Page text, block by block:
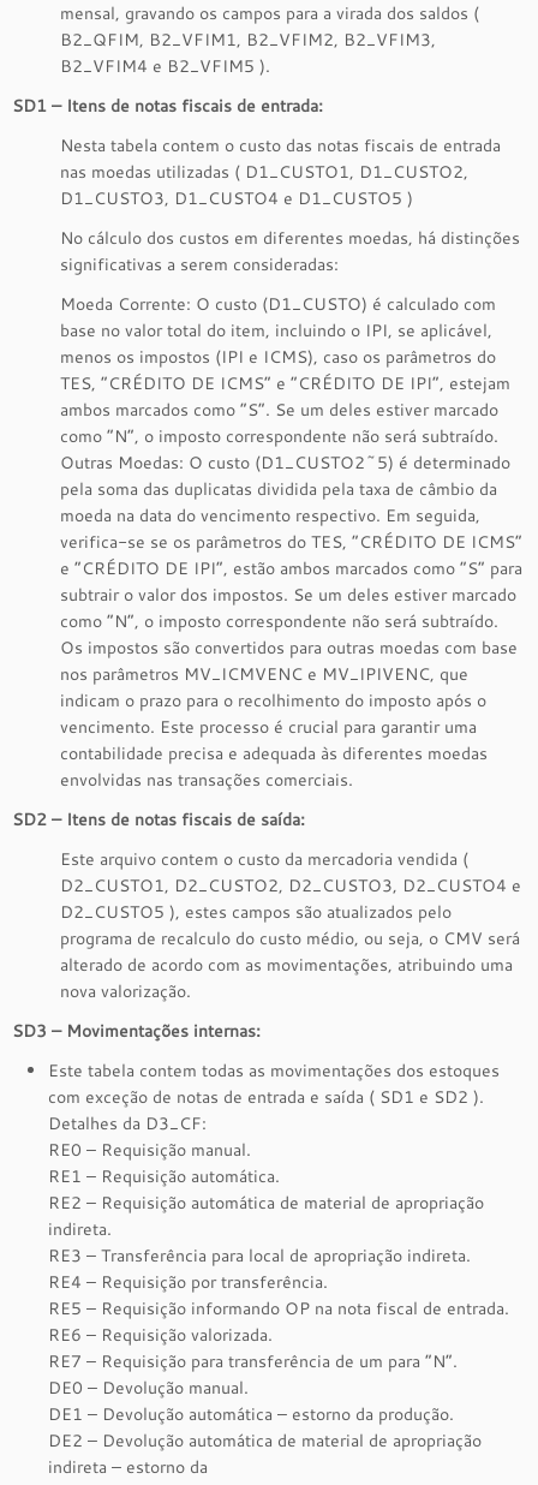
mensal, gravando os campos para a virada dos saldos (
B2_QFIM, B2_VFIM1, B2_VFIM2, B2_VFIM3,
B2_VFIM4 e B2_VFIM5 ).
SD1 – Itens de notas fiscais de entrada:
Nesta tabela contem o custo das notas fiscais de entrada
nas moedas utilizadas ( D1_CUSTO1, D1_CUSTO2,
D1_CUSTO3, D1_CUSTO4 e D1_CUSTO5 )
No cálculo dos custos em diferentes moedas, há distinções
significativas a serem consideradas:
Moeda Corrente: O custo (D1_CUSTO) é calculado com
base no valor total do item, incluindo o IPI, se aplicável,
menos os impostos (IPI e ICMS), caso os parâmetros do
TES, “CRÉDITO DE ICMS” e “CRÉDITO DE IPI”, estejam
ambos marcados como “S”. Se um deles estiver marcado
como “N”, o imposto correspondente não será subtraído.
Outras Moedas: O custo (D1_CUSTO2~5) é determinado
pela soma das duplicatas dividida pela taxa de câmbio da
moeda na data do vencimento respectivo. Em seguida,
verifica-se se os parâmetros do TES, “CRÉDITO DE ICMS”
e “CRÉDITO DE IPI”, estão ambos marcados como “S” para
subtrair o valor dos impostos. Se um deles estiver marcado
como “N”, o imposto correspondente não será subtraído.
Os impostos são convertidos para outras moedas com base
nos parâmetros MV_ICMVENC e MV_IPIVENC, que
indicam o prazo para o recolhimento do imposto após o
vencimento. Este processo é crucial para garantir uma
contabilidade precisa e adequada às diferentes moedas
envolvidas nas transações comerciais.
SD2 – Itens de notas fiscais de saída:
Este arquivo contem o custo da mercadoria vendida (
D2_CUSTO1, D2_CUSTO2, D2_CUSTO3, D2_CUSTO4 e
D2_CUSTO5 ), estes campos são atualizados pelo
programa de recalculo do custo médio, ou seja, o CMV será
alterado de acordo com as movimentações, atribuindo uma
nova valorização.
SD3 – Movimentações internas:
Este tabela contem todas as movimentações dos estoques
com exceção de notas de entrada e saída ( SD1 e SD2 ).
Detalhes da D3_CF:
RE0 – Requisição manual.
RE1 – Requisição automática.
RE2 – Requisição automática de material de apropriação
indireta.
RE3 – Transferência para local de apropriação indireta.
RE4 – Requisição por transferência.
RE5 – Requisição informando OP na nota fiscal de entrada.
RE6 – Requisição valorizada.
RE7 – Requisição para transferência de um para “N”.
DE0 – Devolução manual.
DE1 – Devolução automática – estorno da produção.
DE2 – Devolução automática de material de apropriação
indireta – estorno da